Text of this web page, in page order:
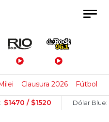
Clausura 2026 Fútbol
/ $1520 Dólar Blue: